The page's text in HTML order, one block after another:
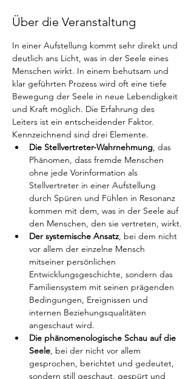
Über die Veranstaltung
In einer Aufstellung kommt sehr direkt und
deutlich ans Licht, was in der Seele eines
Menschen wirkt. In einem behutsam und
klar geführten Prozess wird oft eine tiefe
Bewegung der Seele in neue Lebendigkeit
und Kraft möglich. Die Erfahrung des
Leiters ist ein entscheidender Faktor.
Kennzeichnend sind drei Elemente.
Die Stellvertreter-Wahrnehmung, das
Phänomen, dass fremde Menschen
ohne jede Vorinformation als
Stellvertreter in einer Aufstellung
durch Spüren und Fühlen in Resonanz
kommen mit dem, was in der Seele auf
den Menschen, den sie vertreten, wirkt.
Der systemische Ansatz, bei dem nicht
vor allem der einzelne Mensch
mitseiner persönlichen
Entwicklungsgeschichte, sondern das
Familiensystem mit seinen prägenden
Bedingungen, Ereignissen und
internen Beziehungsqualitäten
angeschaut wird.
Die phänomenologische Schau auf die
Seele, bei der nicht vor allem
gesprochen, berichtet und gedeutet,
sondern still geschaut, gespürt und